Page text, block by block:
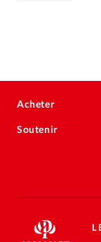
Acheter
Soutenir